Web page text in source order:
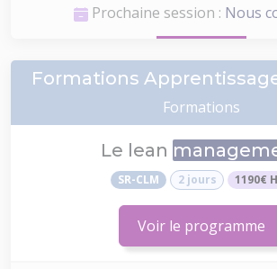
Prochaine session : Nous
Formations
Formations
Le lean
SR-CLM 2 jours 1190€
Voir le programme